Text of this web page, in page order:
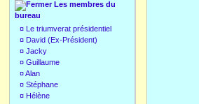
Les membres du
bureau
¤ Le triumverat présidentiel
¤ David (Ex-Président)
¤ Jacky
¤ Guillaume
¤Alan
¤ Stéphane
¤ Hélène